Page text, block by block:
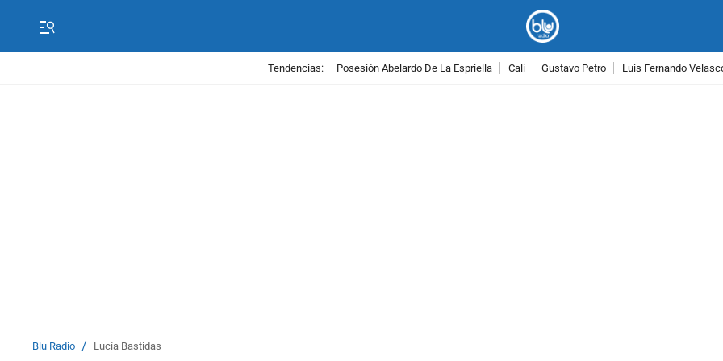
Tendencias: Posesión Abelardo De La Espriella Cali Gustavo Petro Luis Fernando
Blu Radio / Lucía Bastidas